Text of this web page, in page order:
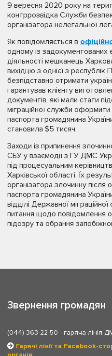
9 вересня 2020 року на
контррозвідка Служби
організатора нелегальної
Як повідомляється в
одному із задокументованих
діяльності мешканець
вихідцю з однієї з республік
безпідставно отримати
гарантував клієнту
документів, які мали стати
міграційної служби
паспорта громадянина
становила $5 тисяч.
Заходи із припинення
СБУ у взаємодії з ГУ ДМС
під процесуальним
Харківської області. Їх
організатора злочинну
паспорта громадянина
відділі Державної
питання щодо повідомлення
підозру та обрання
Звернення громадян
(044) 363-22-50 - гаряча лінія
Гарячі лінії та Facebook-